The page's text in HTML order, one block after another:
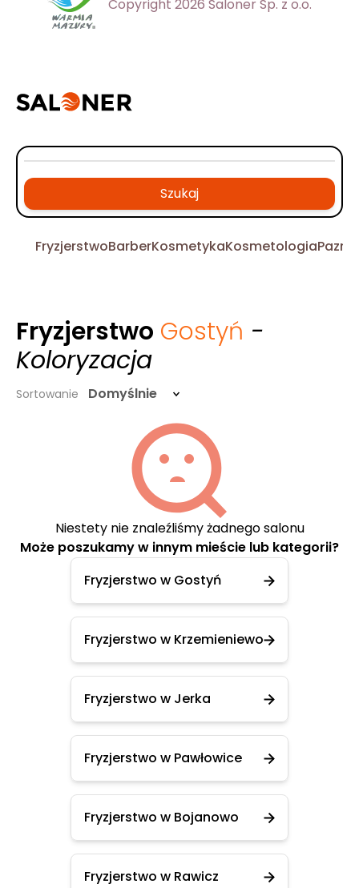
Copyright 2026 Saloner Sp. z o.o.
Szukaj
FryzjerstwoBarberKosmetykaKosmetologia
Fryzjerstwo Gostyń -
Koloryzacja
Sortowanie Domyślnie
Niestety nie znaleźliśmy żadnego salonu
Może poszukamy w innym mieście lub kategorii?
Fryzjerstwo w Gostyń
Fryzjerstwo w Krzemieniewo
Fryzjerstwo w Jerka
Fryzjerstwo w Pawłowice
Fryzjerstwo w Bojanowo
Fryzjerstwo w Rawicz